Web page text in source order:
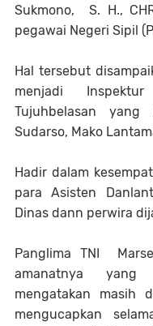
Sukmono, S. H.,
pegawai Negeri Sipil
Hal tersebut
menjadi
Tujuhbelasan
Sudarso, Mako
Hadir dalam
para Asisten
Dinas dann perwira
Panglima TNI
amanatnya yang
mengatakan masih
mengucapkan